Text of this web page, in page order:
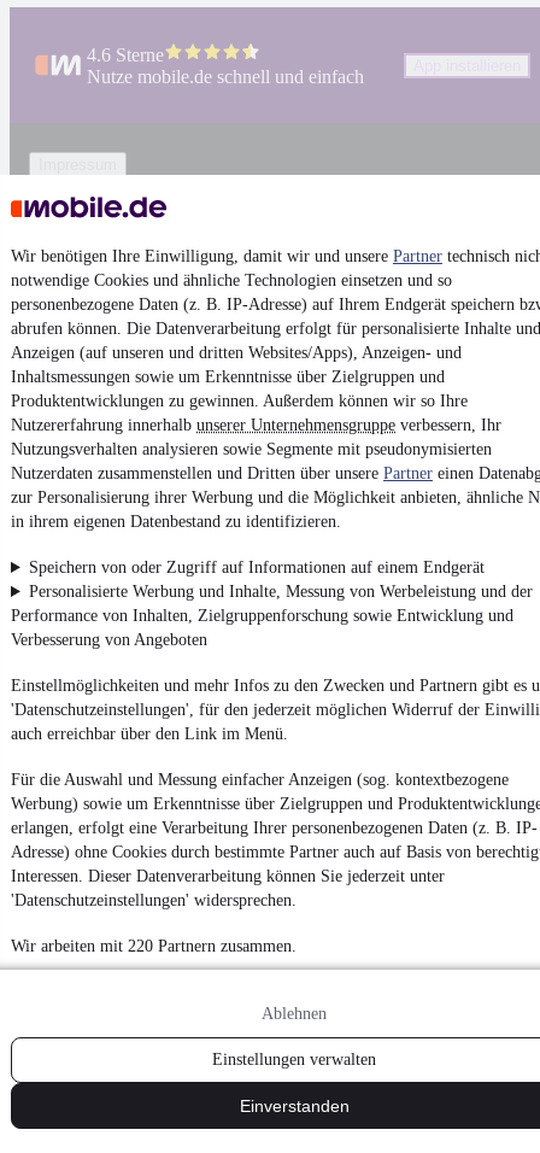
Wir benötigen Ihre Einwilligung, damit wir und unsere Partner technisch
notwendige Cookies und ähnliche Technologien einsetzen und so
personenbezogene Daten (z. B. IP-Adresse) auf Ihrem Endgerät speichern
abrufen können. Die Datenverarbeitung erfolgt für personalisierte Inhalte und
Anzeigen (auf unseren und dritten Websites/Apps), Anzeigen- und
Inhaltsmessungen sowie um Erkenntnisse über Zielgruppen und
Produktentwicklungen zu gewinnen. Außerdem können wir so Ihre
Nutzererfahrung innerhalb unserer Unternehmensgruppe verbessern, Ihr
Nutzungsverhalten analysieren sowie Segmente mit pseudonymisierten
Nutzerdaten zusammenstellen und Dritten über unsere Partner einen
zur Personalisierung ihrer Werbung und die Möglichkeit anbieten, ähnliche
in ihrem eigenen Datenbestand zu identifizieren.
Speichern von oder Zugriff auf Informationen auf einem Endgerät
Personalisierte Werbung und Inhalte, Messung von Werbeleistung und der
Performance von Inhalten, Zielgruppenforschung sowie Entwicklung und
Verbesserung von Angeboten
Einstellmöglichkeiten und mehr Infos zu den Zwecken und Partnern gibt es
'Datenschutzeinstellungen', für den jederzeit möglichen Widerruf der
auch erreichbar über den Link im Menü.
Für die Auswahl und Messung einfacher Anzeigen (sog. kontextbezogene
Werbung) sowie um Erkenntnisse über Zielgruppen und
erlangen, erfolgt eine Verarbeitung Ihrer personenbezogenen Daten (z. B. IP-
Adresse) ohne Cookies durch bestimmte Partner auch auf Basis von
Interessen. Dieser Datenverarbeitung können Sie jederzeit unter
'Datenschutzeinstellungen' widersprechen.
Wir arbeiten mit 220 Partnern zusammen.
Ablehnen
Einstellungen verwalten
Einverstanden
4.6 Sterne
Nutze mobile.de schnell und einfach
AGB
Datenschutz
Datenschutzeinstellungen
Erklärung zur Barrierefreiheit
Report Security Vulnerability (English)
Powered by
Weitere Fahrzeuge gibt es auf mobile.de, dem Marktplatz für